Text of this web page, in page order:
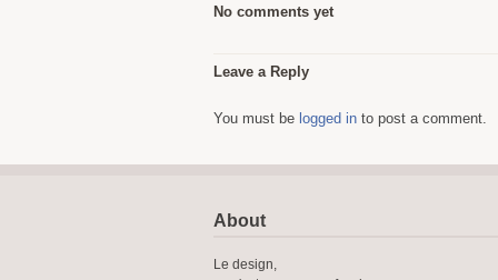
No comments yet
Leave a Reply
You must be logged in to post a comment.
About
Le design,